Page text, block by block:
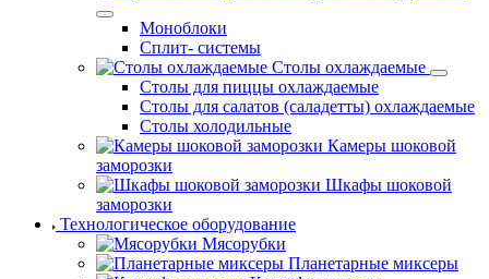
Моноблоки
Сплит- системы
Столы охлаждаемые
Столы для пиццы охлаждаемые
Столы для салатов (саладетты) охлаждаемые
Столы холодильные
Камеры шоковой
заморозки
Шкафы шоковой
заморозки
Технологическое оборудование
Мясорубки
Планетарные миксеры